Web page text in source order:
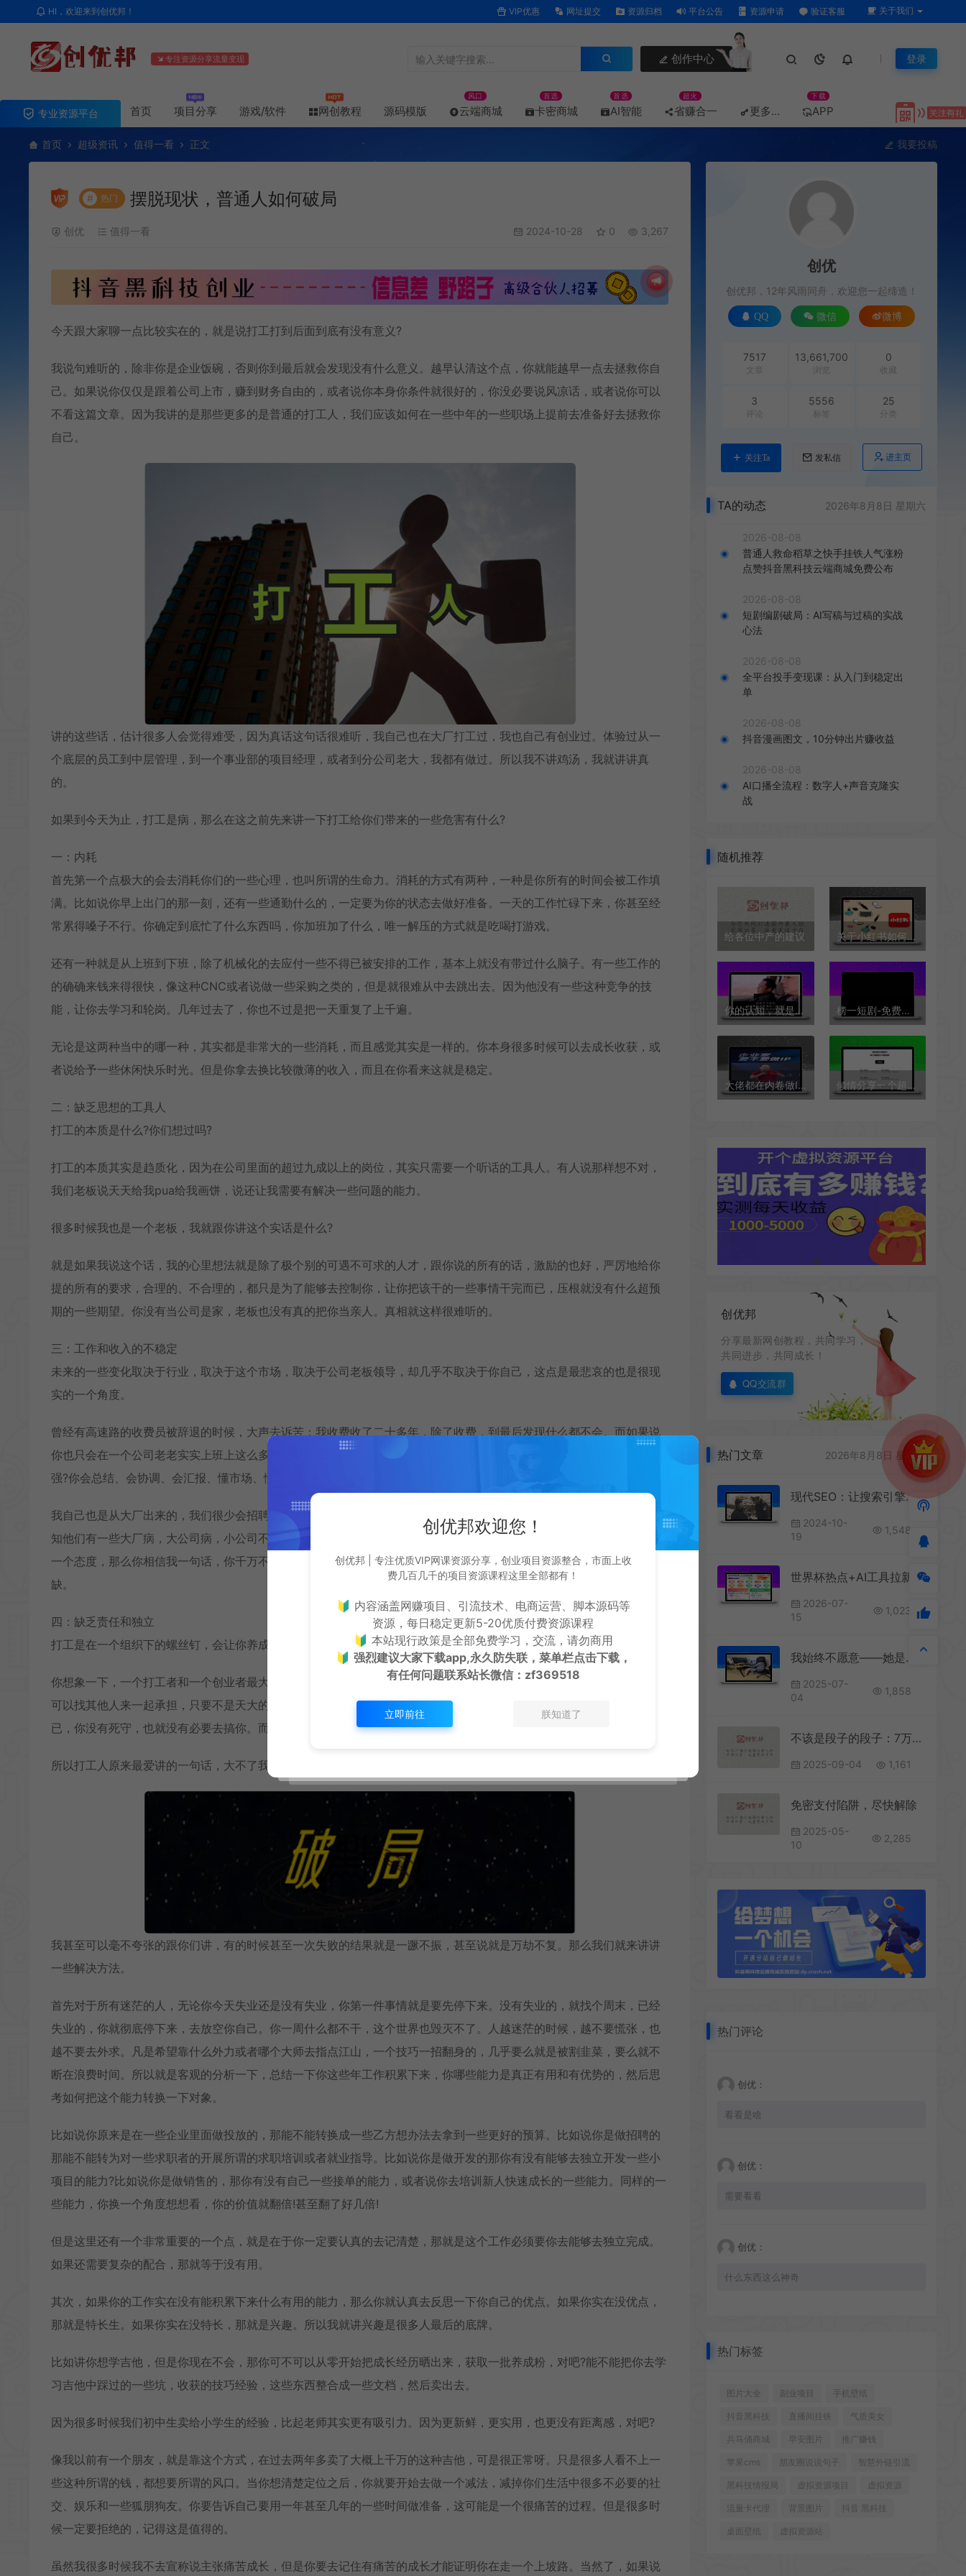
HI，欢迎来到创优邦！ VIP优惠 网址提交 资源归档 平台公告 资源申请 验证客服 关于我们
专注资源分享流量变现 创作中心 登录
专业资源平台 首页 项目分享 游戏/软件 网创教程 源码模版 云端商城
风口
卡密商城
首选
AI智能
首选
省赚合一
超火
更多… APP
下载
首页 超级资讯 值得一看 正文 我要投稿
# 热门 摆脱现状，普通人如何破局
创优 值得一看 2024-10-28 0 3,267
今天跟大家聊一点比较实在的，就是说打工打到后面到底有没有意义?
我说句难听的，除非你是企业饭碗，否则你到最后就会发现没有什么意义。越早认清这个点，你就能越早一点去拯救你自
己。如果说你仅仅是跟着公司上市，赚到财务自由的，或者说你本身你条件就很好的，你没必要说风凉话，或者说你可以
不看这篇文章。因为我讲的是那些更多的是普通的打工人，我们应该如何在一些中年的一些职场上提前去准备好去拯救你
自己。
讲的这些话，估计很多人会觉得难受，因为真话这句话很难听，我自己也在大厂打工过，我也自己有创业过。体验过从一
个底层的员工到中层管理，到一个事业部的项目经理，或者到分公司老大，我都有做过。所以我不讲鸡汤，我就讲讲真
的。
如果到今天为止，打工是病，那么在这之前先来讲一下打工给你们带来的一些危害有什么?
一：内耗
首先第一个点极大的会去消耗你们的一些心理，也叫所谓的生命力。消耗的方式有两种，一种是你所有的时间会被工作填
满。比如说你早上出门的那一刻，还有一些通勤什么的，一定要为你的状态去做好准备。一天的工作忙碌下来，你甚至经
常累得嗓子不行。你确定到底忙了什么东西吗，你加班加了什么，唯一解压的方式就是吃喝打游戏。
还有一种就是从上班到下班，除了机械化的去应付一些不得已被安排的工作，基本上就没有带过什么脑子。有一些工作的
的确确来钱来得很快，像这种CNC或者说做一些采购之类的，但是就很难从中去跳出去。因为他没有一些这种竞争的技
能，让你去学习和轮岗。几年过去了，你也不过是把一天重复了上千遍。
无论是这两种当中的哪一种，其实都是非常大的一些消耗，而且感觉其实是一样的。你本身很多时候可以去成长收获，或
者说给予一些休闲快乐时光。但是你拿去换比较微薄的收入，而且在你看来这就是稳定。
二：缺乏思想的工具人
打工的本质是什么?你们想过吗?
打工的本质其实是趋质化，因为在公司里面的超过九成以上的岗位，其实只需要一个听话的工具人。有人说那样想不对，
我们老板说天天给我pua给我画饼，说还让我需要有解决一些问题的能力。
很多时候我也是一个老板，我就跟你讲这个实话是什么?
就是如果我说这个话，我的心里想法就是除了极个别的可遇不可求的人才，跟你说的所有的话，激励的也好，严厉地给你
提的所有的要求，合理的、不合理的，都只是为了能够去控制你，让你把该干的一些事情干完而已，压根就没有什么超预
期的一些期望。你没有当公司是家，老板也没有真的把你当亲人。真相就这样很难听的。
三：工作和收入的不稳定
未来的一些变化取决于行业，取决于这个市场，取决于公司老板领导，却几乎不取决于你自己，这点是最悲哀的也是很现
实的一个角度。
曾经有高速路的收费员被辞退的时候，大声去诉苦：我收费收了二十多年，除了收费，到最后发现什么都不会。而如果说
你也只会在一个公司老老实实上班上这么多年，那么我就问一个问题，你又比他真的强多少呢?难道你学历比他高就比他
强?你会总结、会协调、会汇报、懂市场、懂分析。可是这些能力，当你离开这个平台的时候，你觉得你能当饭吃吗?
我自己也是从大厂出来的，我们很少会招聘大厂出来的人，尤其是年限久还愿意主动降薪的人。因为我们其实很多时候深
知他们有一些大厂病，大公司病，小公司不养闲人，老板要的是立竿见影的业绩。而如果说你看到这里依旧是嗤之以鼻的
一个态度，那么你相信我一句话，你千万不要觉得你适合创业，这个世界不是说有钱你就能去创业成功的，钱根本就不稀
缺。
四：缺乏责任和独立
打工是在一个组织下的螺丝钉，会让你养成依赖性，丧失独立，面对和解决问题的能力。
你想象一下，一个打工者和一个创业者最大的区别是什么?就是只要你今天还在打工，你的责任就有机会去推脱。或者说你
可以找其他人来一起承担，只要不是天大的过错，公司也不会给你致命的惩罚。因为你的老板也不过就是高级打工人而
已，你没有死守，也就没有必要去搞你。而所谓最致命的惩罚，也不过就是辞退你们。
所以打工人原来最爱讲的一句话，大不了我不干了嘛。而一个有生存能力的创业者，就必须要靠自己，他也只能靠自己。
我甚至可以毫不夸张的跟你们讲，有的时候甚至一次失败的结果就是一蹶不振，甚至说就是万劫不复。那么我们就来讲讲
一些解决方法。
首先对于所有迷茫的人，无论你今天失业还是没有失业，你第一件事情就是要先停下来。没有失业的，就找个周末，已经
失业的，你就彻底停下来，去放空你自己。你一周什么都不干，这个世界也毁灭不了。人越迷茫的时候，越不要慌张，也
越不要去外求。凡是希望靠什么外力或者哪个大师去指点江山，一个技巧一招翻身的，几乎要么就是被割韭菜，要么就不
断在浪费时间。所以就是客观的分析一下，总结一下你这些年工作积累下来，你哪些能力是真正有用和有优势的，然后思
考如何把这个能力转换一下对象。
比如说你原来是在一些企业里面做投放的，那能不能转换成一些乙方想办法去拿到一些更好的预算。比如说你是做招聘的
那能不能转为对一些求职者的开展所谓的求职培训或者就业指导。比如说你是做开发的那你有没有能够去独立开发一些小
项目的能力?比如说你是做销售的，那你有没有自己一些接单的能力，或者说你去培训新人快速成长的一些能力。同样的一
些能力，你换一个角度想想看，你的价值就翻倍!甚至翻了好几倍!
但是这里还有一个非常重要的一个点，就是在于你一定要认真的去记清楚，那就是这个工作必须要你去能够去独立完成。
如果还需要复杂的配合，那就等于没有用。
其次，如果你的工作实在没有能积累下来什么有用的能力，那么你就认真去反思一下你自己的优点。如果你实在没优点，
那就是特长生。如果你实在没特长，那就是兴趣。所以我就讲兴趣是很多人最后的底牌。
比如讲你想学吉他，但是你现在不会，那你可不可以从零开始把成长经历晒出来，获取一批养成粉，对吧?能不能把你去学
习吉他中踩过的一些坑，收获的技巧经验，这些东西整合成一些文档，然后卖出去。
因为很多时候我们初中生卖给小学生的经验，比起老师其实更有吸引力。因为更新鲜，更实用，也更没有距离感，对吧?
像我以前有一个朋友，就是靠这个方式，在过去两年多卖了大概上千万的这种吉他，可是很正常呀。只是很多人看不上一
些这种所谓的钱，都想要所谓的风口。当你想清楚定位之后，你就要开始去做一个减法，减掉你们生活中很多不必要的社
交、娱乐和一些狐朋狗友。你要告诉自己要用一年甚至几年的一些时间做准备，这可能是一个很痛苦的过程。但是很多时
候一定要拒绝的，记得这是值得的。
虽然我很多时候我不去宣称说主张痛苦成长，但是你要去记住有痛苦的成长才能证明你在走一个上坡路。当然了，如果说
创优
创优邦，12年风雨同舟，欢迎您一起缔造！
QQ 微信 微博
7517
文章
13,661,700
浏览
0
收藏
3
评论
5556
标签
25
分类
关注Ta 发私信 进主页
TA的动态 2026年8月8日 星期六
2026-08-08
普通人救命稻草之快手挂铁人气涨粉
点赞抖音黑科技云端商城免费公布
2026-08-08
短剧编剧破局：AI写稿与过稿的实战
心法
2026-08-08
全平台投手变现课：从入门到稳定出
单
2026-08-08
抖音漫画图文，10分钟出片赚收益
2026-08-08
AI口播全流程：数字人+声音克隆实
战
随机推荐
给各位中产的建议 关于小红书如何推广的干货分享
你的认知，就是你的文化属性 榜一短剧-免费在线短剧大全 爽文短剧 抖剧快剧 免费看
大佬都在内卷做IP，普通人还会有机会吗？ 倾情分享一个超级好用的字帖生成工具，可完全自定义
创优邦
分享最新网创教程，共同学习，
共同进步，共同成长！
QQ交流群
热门文章 2026年8月8日 星期六
现代SEO：让搜索引擎抓取一半的内容
2024-10-
19
1,548
世界杯热点+AI工具拉新，一天赚几千
2026-07-
15
1,023
我始终不愿意——她是住在单位的女人。
2025-07-
04
1,858
不该是段子的段子：7万9买了句废话
2025-09-04 1,161
免密支付陷阱，尽快解除
2025-05-
10
2,285
热门评论
创优：
看看是啥
创优：
需要看看
创优：
什么东西这么神奇
热门标签
图片大全 副业项目 手机壁纸
抖音黑科技 直播间挂铁 气质美女
兵马俑商城 早安图片 推广赚钱
苹果cms 朋友圈说说句子 智慧外链引流
黑科技情报局 虚拟资源项目 虚拟资源
流量卡代理 背景图片 抖音 黑科技
桌面壁纸 虚拟资源站
创优邦欢迎您！
创优邦 | 专注优质VIP网课资源分享，创业项目资源整合，市面上收
费几百几千的项目资源课程这里全部都有！
🔰 内容涵盖网赚项目、引流技术、电商运营、脚本源码等
资源，每日稳定更新5-20优质付费资源课程
🔰 本站现行政策是全部免费学习，交流，请勿商用
🔰 强烈建议大家下载app,永久防失联，菜单栏点击下载，
有任何问题联系站长微信：zf369518
立即前往 朕知道了